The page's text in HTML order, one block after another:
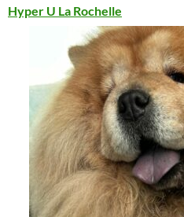
Hyper U La Rochelle